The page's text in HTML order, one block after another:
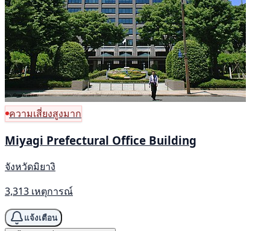
ความเสี่ยงสูงมาก
Miyagi Prefectural Office Building
จังหวัดมิยางิ
3,313 เหตุการณ์
แจ้งเตือน